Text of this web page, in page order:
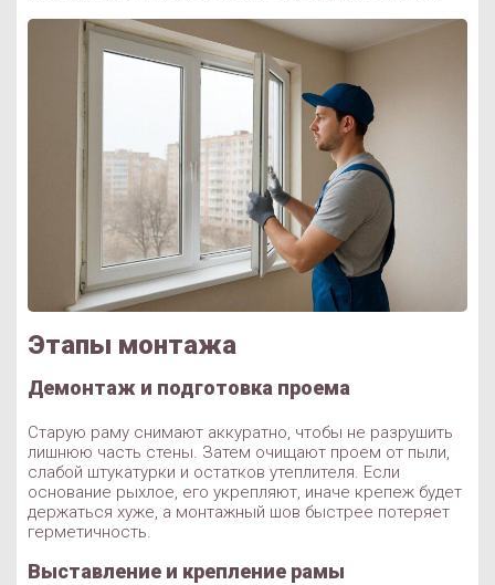
Этапы монтажа
Демонтаж и подготовка проема
Старую раму снимают аккуратно, чтобы не разрушить
лишнюю часть стены. Затем очищают проем от пыли,
слабой штукатурки и остатков утеплителя. Если
основание рыхлое, его укрепляют, иначе крепеж будет
держаться хуже, а монтажный шов быстрее потеряет
герметичность.
Выставление и крепление рамы